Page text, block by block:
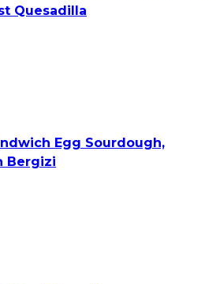
Quesadilla
Egg Sourdough,
Bergizi